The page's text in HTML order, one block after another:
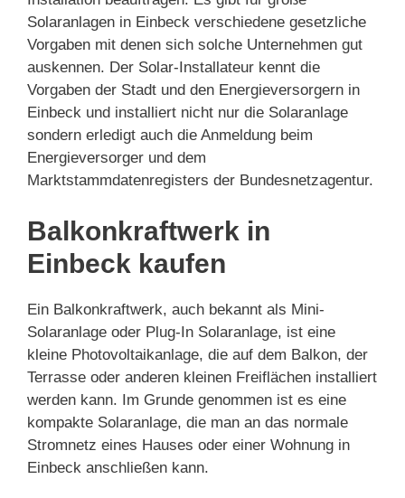
Solaranlagen in Einbeck verschiedene gesetzliche
Vorgaben mit denen sich solche Unternehmen gut
auskennen. Der Solar-Installateur kennt die
Vorgaben der Stadt und den Energieversorgern in
Einbeck und installiert nicht nur die Solaranlage
sondern erledigt auch die Anmeldung beim
Energieversorger und dem
Marktstammdatenregisters der Bundesnetzagentur.
Balkonkraftwerk in
Einbeck kaufen
Ein Balkonkraftwerk, auch bekannt als Mini-
Solaranlage oder Plug-In Solaranlage, ist eine
kleine Photovoltaikanlage, die auf dem Balkon, der
Terrasse oder anderen kleinen Freiflächen installiert
werden kann. Im Grunde genommen ist es eine
kompakte Solaranlage, die man an das normale
Stromnetz eines Hauses oder einer Wohnung in
Einbeck anschließen kann.